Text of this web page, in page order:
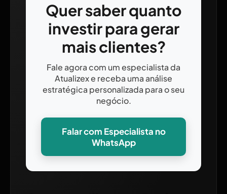
Quer saber quanto
investir para gerar
mais clientes?
Fale agora com um especialista da
Atualizex e receba uma análise
estratégica personalizada para o seu
negócio.
Falar com Especialista no
WhatsApp